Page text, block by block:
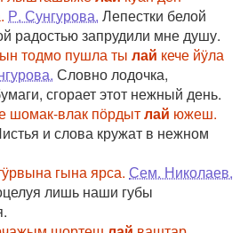
Р. Сунгурова. Лепестки белой
радостью запрудили мне душу.
тодмо пушла ты лай кече йӱла
Словно лодочка,
сгорает этот нежный день.
влак пӧрдытлай южеш.
и слова кружат в нежном
гына ярса. Сем. Николаев.
лишь наши губы